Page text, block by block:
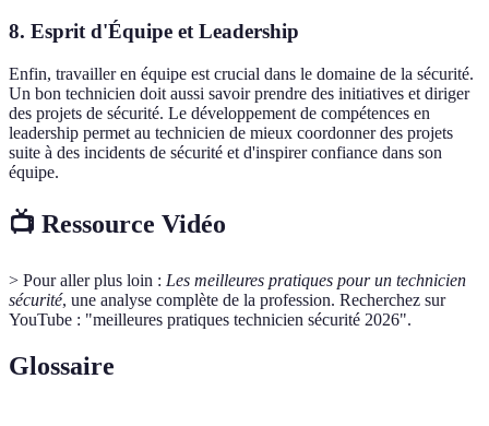
8. Esprit d'Équipe et Leadership
Enfin, travailler en équipe est crucial dans le domaine de la sécurité.
Un bon technicien doit aussi savoir prendre des initiatives et diriger
des projets de sécurité. Le développement de compétences en
leadership permet au technicien de mieux coordonner des projets
suite à des incidents de sécurité et d'inspirer confiance dans son
équipe.
📺 Ressource Vidéo
> Pour aller plus loin : Les meilleures pratiques pour un technicien
sécurité, une analyse complète de la profession. Recherchez sur
YouTube : "meilleures pratiques technicien sécurité 2026".
Glossaire